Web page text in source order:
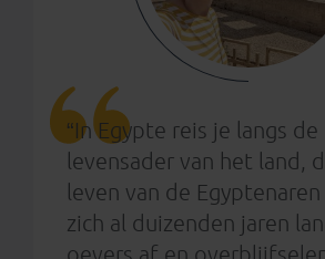
“In Egypte reis je langs de
levensader van het land,
leven van de
zich al duizenden jaren